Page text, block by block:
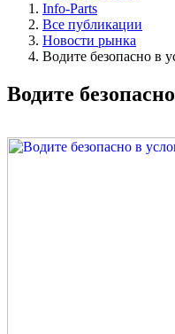
Info-Parts
Все публикации
Новости рынка
Водите безопасно в
Водите